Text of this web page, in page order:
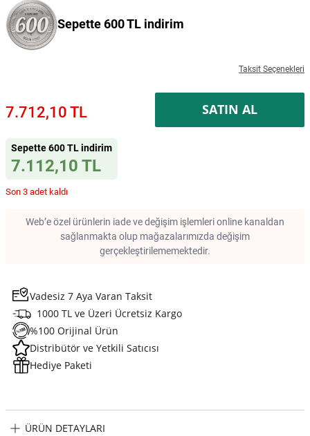
Sepette 600 TL indirim
Taksit Seçenekleri
7.712,10 TL SATIN AL
Sepette 600 TL indirim
7.112,10 TL
Son 3 adet kaldı
Web’e özel ürünlerin iade ve değişim işlemleri online kanaldan
sağlanmakta olup mağazalarımızda değişim
gerçekleştirilememektedir.
Vadesiz 7 Aya Varan Taksit
1000 TL ve Üzeri Ücretsiz Kargo
%100 Orijinal Ürün
Distribütör ve Yetkili Satıcısı
Hediye Paketi
ÜRÜN DETAYLARI